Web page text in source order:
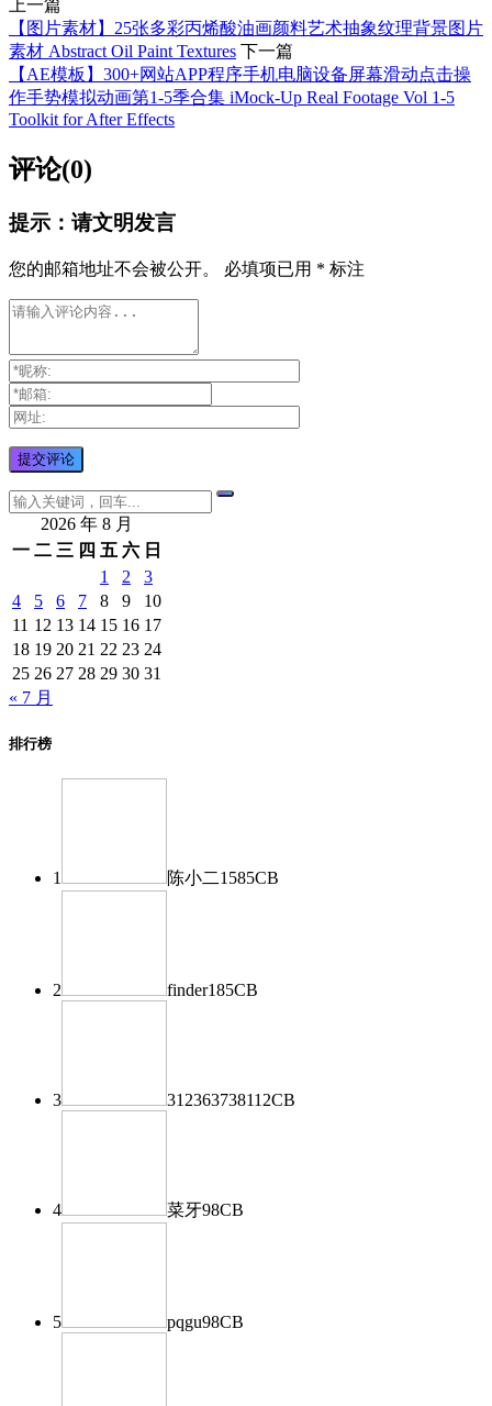
上一篇
【图片素材】25张多彩丙烯酸油画颜料艺术抽象纹理背景图片
素材 Abstract Oil Paint Textures 下一篇
【AE模板】300+网站APP程序手机电脑设备屏幕滑动点击操
作手势模拟动画第1-5季合集 iMock-Up Real Footage Vol 1-5
Toolkit for After Effects
评论(0)
提示：请文明发言
您的邮箱地址不会被公开。 必填项已用 * 标注
2026 年 8 月
一 二 三 四 五 六 日
1
2
3
4
5 6 7 8 9
10
11 12 13 14 15 16 17
18 19 20 21 22 23 24
25 26 27 28 29 30 31
« 7 月
排行榜
1 陈小二1585CB
2 finder185CB
3 312363738112CB
4 菜牙98CB
5 pqgu98CB